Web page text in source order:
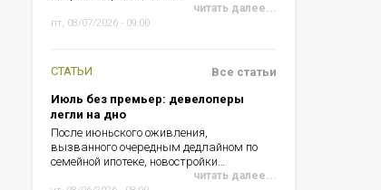
читать далее...
пт, 08/07/2026 - 09:00
СТАТЬИ
Июль без премьер: девелоперы
легли на дно
После июньского оживления,
вызванного очередным дедлайном по
семейной ипотеке, новостройки…
читать далее...
Все статьи